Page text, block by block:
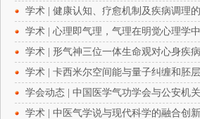
学术 | 健康认知、疗愈机制及疾病调理
学术 | 心理即气理，气理在明觉心理学
学术 | 形气神三位一体生命观对心身疾
学术 | 卡西米尔空间能与量子纠缠和胚
学会动态 | 中国医学气功学会与公安机
学术 | 中医气学说与现代科学的融合创